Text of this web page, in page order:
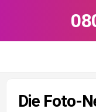
Die Foto-